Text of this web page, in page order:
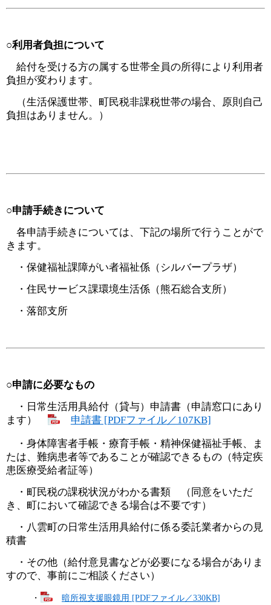
○利用者負担について
給付を受ける方の属する世帯全員の所得により利用者
負担が変わります。
（生活保護世帯、町民税非課税世帯の場合、原則自己
負担はありません。）
○申請手続きについて
各申請手続きについては、下記の場所で行うことがで
きます。
・保健福祉課障がい者福祉係（シルバープラザ）
・住民サービス課環境生活係（熊石総合支所）
・落部支所
○申請に必要なもの
・日常生活用具給付（貸与）申請書（申請窓口にあり
ます）
申請書 [PDFファイル／107KB]
・身体障害者手帳・療育手帳・精神保健福祉手帳、ま
たは、難病患者等であることが確認できるもの（特定疾
患医療受給者証等）
・町民税の課税状況がわかる書類 （同意をいただ
き、町において確認できる場合は不要です）
・八雲町の日常生活用具給付に係る委託業者からの見
積書
・その他（給付意見書などが必要になる場合がありま
すので、事前にご相談ください）
・ 暗所視支援眼鏡用 [PDFファイル／330KB]